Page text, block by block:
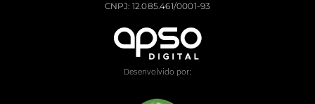
CNPJ: 12.085.461/0001-93
Desenvolvido por: